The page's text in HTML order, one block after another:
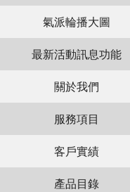
氣派輪播大圖
最新活動訊息功能
關於我們
服務項目
客戶實績
產品目錄